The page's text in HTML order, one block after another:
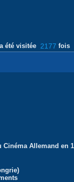
été visitée 2177 fois
Allemand en